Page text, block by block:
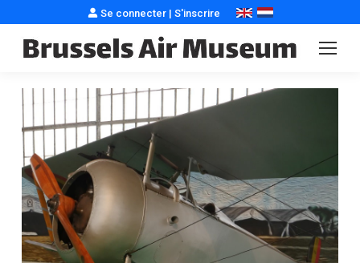
Se connecter| S'inscrire